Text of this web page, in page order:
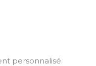
personnalisé.